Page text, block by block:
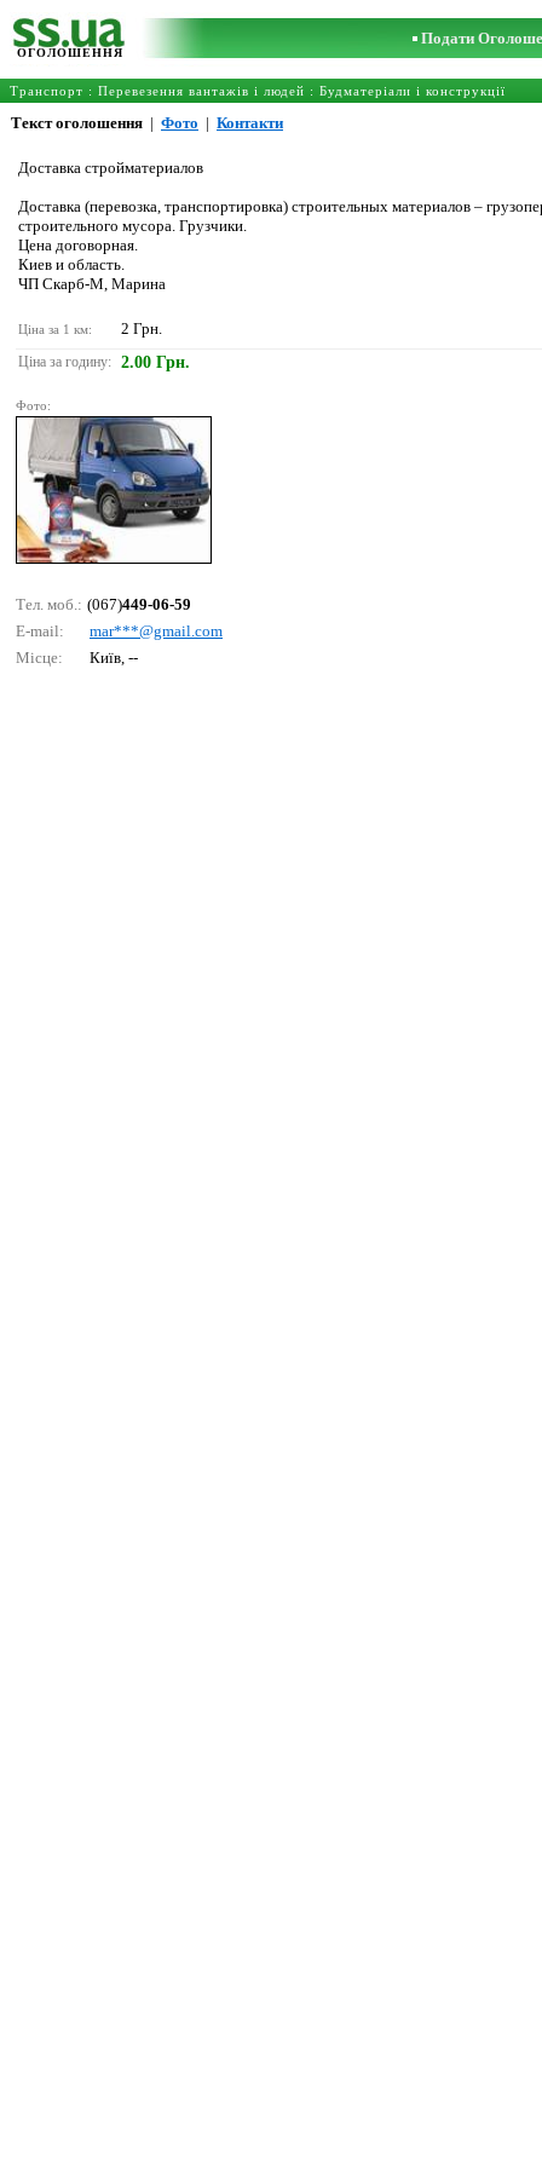
ОГОЛОШЕННЯ
Подати
Транспорт : Перевезення вантажів і людей : Будматеріали і конструкції
Текст оголошення | Фото | Контакти
Доставка стройматериалов
Доставка (перевозка, транспортировка) строительных материалов –
строительного мусора. Грузчики.
Цена договорная.
Киев и область.
ЧП Скарб-М, Марина
Ціна за 1 км: 2 Грн.
Ціна за годину: 2.00 Грн.
Фото:
Тел. моб.: (067)449-06-59
E-mail:
mаr***@gmаil.соm
Місце:
Київ, --